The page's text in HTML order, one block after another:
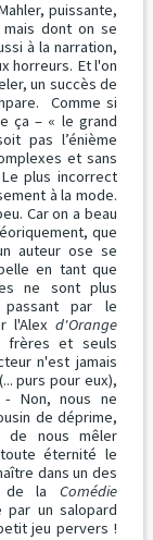
puissante,
mais dont on se
à la narration,
horreurs. Et l'on
un succès de
Comme si
ça – « le grand
pas l’énième
et sans
plus incorrect
à la mode.
Car on a beau
que
auteur ose se
en tant que
ne sont plus
par le
l'Alex d'Orange
frères et seuls
n'est jamais
purs pour eux),
Non, nous ne
de déprime,
de nous mêler
éternité le
dans un des
la Comédie
un salopard
jeu pervers !